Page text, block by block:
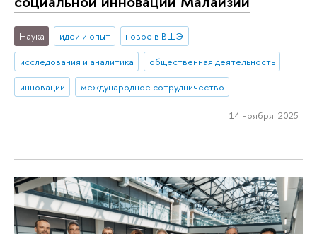
Наука идеи и опыт
новое в ВШЭ
исследования и аналитика
общественная деятельность
инновации
международное сотрудничество
14 ноября 2025